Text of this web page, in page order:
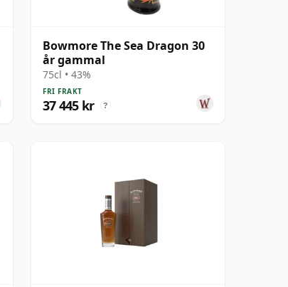
Bowmore The Sea Dragon 30
år gammal
75cl • 43%
FRI FRAKT
37 445 kr ?